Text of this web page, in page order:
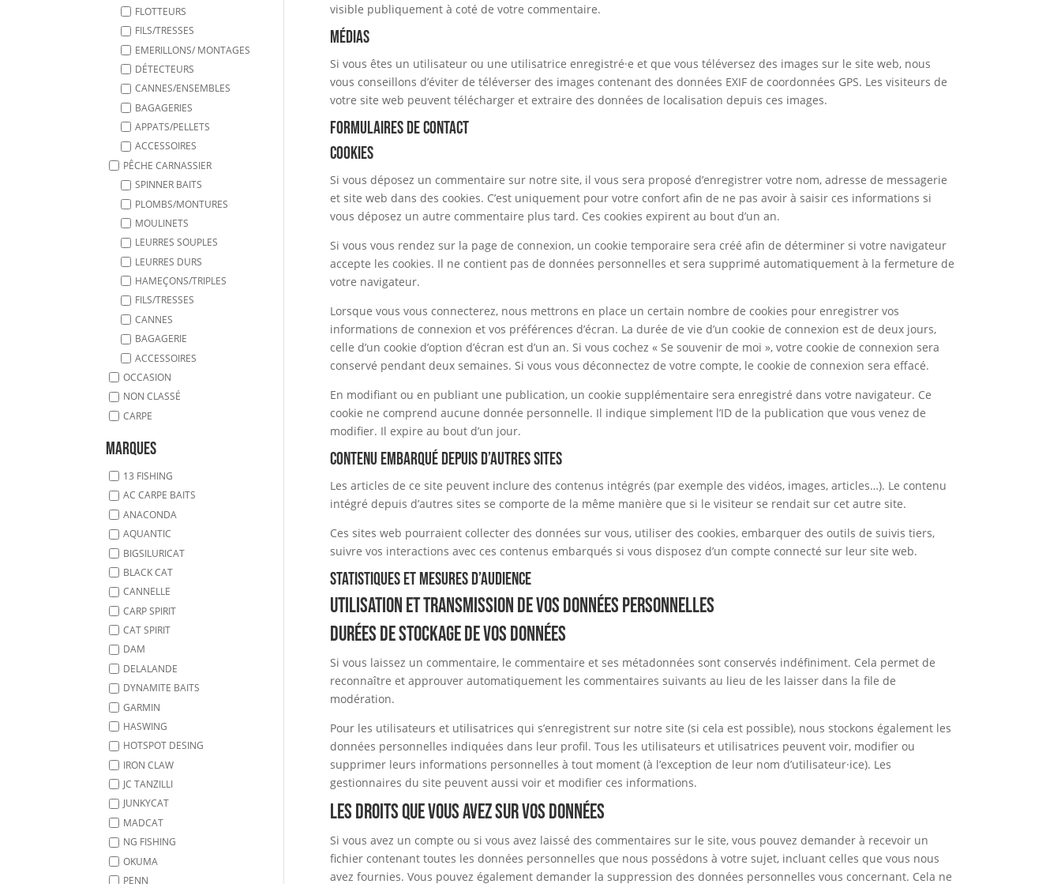
visible publiquement à coté de votre commentaire.
Médias
Si vous êtes un utilisateur ou une utilisatrice enregistré·e et que vous téléversez des images sur le site web, nous
vous conseillons d’éviter de téléverser des images contenant des données EXIF de coordonnées GPS. Les visiteurs de
votre site web peuvent télécharger et extraire des données de localisation depuis ces images.
Formulaires de contact
Cookies
Si vous déposez un commentaire sur notre site, il vous sera proposé d’enregistrer votre nom, adresse de messagerie
et site web dans des cookies. C’est uniquement pour votre confort afin de ne pas avoir à saisir ces informations si
vous déposez un autre commentaire plus tard. Ces cookies expirent au bout d’un an.
Si vous vous rendez sur la page de connexion, un cookie temporaire sera créé afin de déterminer si votre navigateur
accepte les cookies. Il ne contient pas de données personnelles et sera supprimé automatiquement à la fermeture de
votre navigateur.
Lorsque vous vous connecterez, nous mettrons en place un certain nombre de cookies pour enregistrer vos
informations de connexion et vos préférences d’écran. La durée de vie d’un cookie de connexion est de deux jours,
celle d’un cookie d’option d’écran est d’un an. Si vous cochez « Se souvenir de moi », votre cookie de connexion sera
conservé pendant deux semaines. Si vous vous déconnectez de votre compte, le cookie de connexion sera effacé.
En modifiant ou en publiant une publication, un cookie supplémentaire sera enregistré dans votre navigateur. Ce
cookie ne comprend aucune donnée personnelle. Il indique simplement l’ID de la publication que vous venez de
modifier. Il expire au bout d’un jour.
Contenu embarqué depuis d’autres sites
Les articles de ce site peuvent inclure des contenus intégrés (par exemple des vidéos, images, articles…). Le contenu
intégré depuis d’autres sites se comporte de la même manière que si le visiteur se rendait sur cet autre site.
Ces sites web pourraient collecter des données sur vous, utiliser des cookies, embarquer des outils de suivis tiers,
suivre vos interactions avec ces contenus embarqués si vous disposez d’un compte connecté sur leur site web.
Statistiques et mesures d’audience
Utilisation et transmission de vos données personnelles
Durées de stockage de vos données
Si vous laissez un commentaire, le commentaire et ses métadonnées sont conservés indéfiniment. Cela permet de
reconnaître et approuver automatiquement les commentaires suivants au lieu de les laisser dans la file de
modération.
Pour les utilisateurs et utilisatrices qui s’enregistrent sur notre site (si cela est possible), nous stockons également les
données personnelles indiquées dans leur profil. Tous les utilisateurs et utilisatrices peuvent voir, modifier ou
supprimer leurs informations personnelles à tout moment (à l’exception de leur nom d’utilisateur·ice). Les
gestionnaires du site peuvent aussi voir et modifier ces informations.
Les droits que vous avez sur vos données
Si vous avez un compte ou si vous avez laissé des commentaires sur le site, vous pouvez demander à recevoir un
fichier contenant toutes les données personnelles que nous possédons à votre sujet, incluant celles que vous nous
avez fournies. Vous pouvez également demander la suppression des données personnelles vous concernant. Cela ne
FLOTTEURS
FILS/TRESSES
EMERILLONS/ MONTAGES
DÉTECTEURS
CANNES/ENSEMBLES
BAGAGERIES
APPATS/PELLETS
ACCESSOIRES
PÊCHE CARNASSIER
SPINNER BAITS
PLOMBS/MONTURES
MOULINETS
LEURRES SOUPLES
LEURRES DURS
HAMEÇONS/TRIPLES
FILS/TRESSES
CANNES
BAGAGERIE
ACCESSOIRES
OCCASION
NON CLASSÉ
CARPE
Marques
13 FISHING
AC CARPE BAITS
ANACONDA
AQUANTIC
BIGSILURICAT
BLACK CAT
CANNELLE
CARP SPIRIT
CAT SPIRIT
DAM
DELALANDE
DYNAMITE BAITS
GARMIN
HASWING
HOTSPOT DESING
IRON CLAW
JC TANZILLI
JUNKYCAT
MADCAT
NG FISHING
OKUMA
PENN